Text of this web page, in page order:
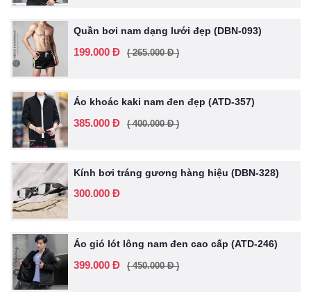
Quần bơi nam dạng lưới đẹp (DBN-093)
199.000 Đ ( 265.000 Đ )
Áo khoác kaki nam đen đẹp (ATD-357)
385.000 Đ ( 400.000 Đ )
Kính bơi tráng gương hàng hiệu (DBN-328)
300.000 Đ
Áo gió lót lông nam đen cao cấp (ATD-246)
399.000 Đ ( 450.000 Đ )